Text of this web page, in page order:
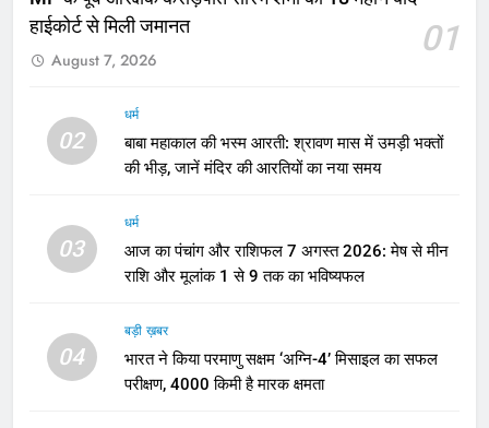
हाईकोर्ट से मिली जमानत
01
August 7, 2026
02
धर्म
बाबा महाकाल की भस्म आरती: श्रावण मास में उमड़ी भक्तों
की भीड़, जानें मंदिर की आरतियों का नया समय
03
धर्म
आज का पंचांग और राशिफल 7 अगस्त 2026: मेष से मीन
राशि और मूलांक 1 से 9 तक का भविष्यफल
04
बड़ी ख़बर
भारत ने किया परमाणु सक्षम ‘अग्नि-4’ मिसाइल का सफल
परीक्षण, 4000 किमी है मारक क्षमता